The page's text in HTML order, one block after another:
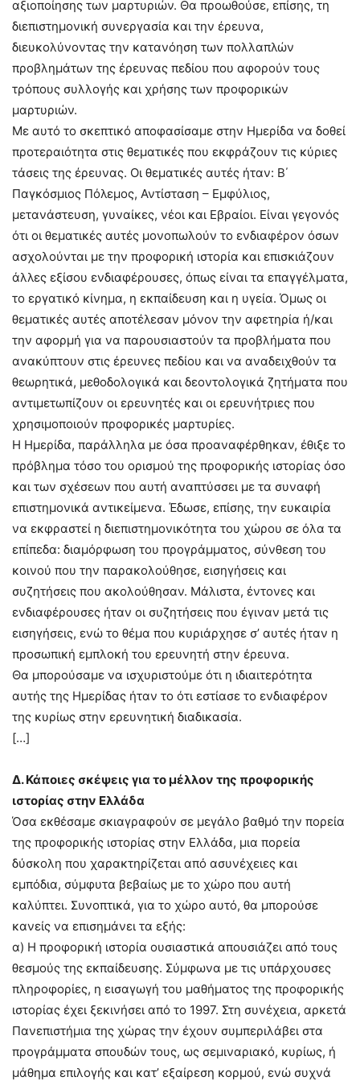
αξιοποίησης των μαρτυριών. Θα προωθούσε, επίσης, τη
διεπιστημονική συνεργασία και την έρευνα,
διευκολύνοντας την κατανόηση των πολλαπλών
προβλημάτων της έρευνας πεδίου που αφορούν τους
τρόπους συλλογής και χρήσης των προφορικών
μαρτυριών.
Με αυτό το σκεπτικό αποφασίσαμε στην Ημερίδα να δοθεί
προτεραιότητα στις θεματικές που εκφράζουν τις κύριες
τάσεις της έρευνας. Οι θεματικές αυτές ήταν: Β΄
Παγκόσμιος Πόλεμος, Αντίσταση – Εμφύλιος,
μετανάστευση, γυναίκες, νέοι και Εβραίοι. Είναι γεγονός
ότι οι θεματικές αυτές μονοπωλούν το ενδιαφέρον όσων
ασχολούνται με την προφορική ιστορία και επισκιάζουν
άλλες εξίσου ενδιαφέρουσες, όπως είναι τα επαγγέλματα,
το εργατικό κίνημα, η εκπαίδευση και η υγεία. Όμως οι
θεματικές αυτές αποτέλεσαν μόνον την αφετηρία ή/και
την αφορμή για να παρουσιαστούν τα προβλήματα που
ανακύπτουν στις έρευνες πεδίου και να αναδειχθούν τα
θεωρητικά, μεθοδολογικά και δεοντολογικά ζητήματα που
αντιμετωπίζουν οι ερευνητές και οι ερευνήτριες που
χρησιμοποιούν προφορικές μαρτυρίες.
Η Ημερίδα, παράλληλα με όσα προαναφέρθηκαν, έθιξε το
πρόβλημα τόσο του ορισμού της προφορικής ιστορίας όσο
και των σχέσεων που αυτή αναπτύσσει με τα συναφή
επιστημονικά αντικείμενα. Έδωσε, επίσης, την ευκαιρία
να εκφραστεί η διεπιστημονικότητα του χώρου σε όλα τα
επίπεδα: διαμόρφωση του προγράμματος, σύνθεση του
κοινού που την παρακολούθησε, εισηγήσεις και
συζητήσεις που ακολούθησαν. Μάλιστα, έντονες και
ενδιαφέρουσες ήταν οι συζητήσεις που έγιναν μετά τις
εισηγήσεις, ενώ το θέμα που κυριάρχησε σ’ αυτές ήταν η
προσωπική εμπλοκή του ερευνητή στην έρευνα.
Θα μπορούσαμε να ισχυριστούμε ότι η ιδιαιτερότητα
αυτής της Ημερίδας ήταν το ότι εστίασε το ενδιαφέρον
της κυρίως στην ερευνητική διαδικασία.
[…]
Δ. Κάποιες σκέψεις για το μέλλον της προφορικής
ιστορίας στην Ελλάδα
Όσα εκθέσαμε σκιαγραφούν σε μεγάλο βαθμό την πορεία
της προφορικής ιστορίας στην Ελλάδα, μια πορεία
δύσκολη που χαρακτηρίζεται από ασυνέχειες και
εμπόδια, σύμφυτα βεβαίως με το χώρο που αυτή
καλύπτει. Συνοπτικά, για το χώρο αυτό, θα μπορούσε
κανείς να επισημάνει τα εξής:
α) Η προφορική ιστορία ουσιαστικά απουσιάζει από τους
θεσμούς της εκπαίδευσης. Σύμφωνα με τις υπάρχουσες
πληροφορίες, η εισαγωγή του μαθήματος της προφορικής
ιστορίας έχει ξεκινήσει από το 1997. Στη συνέχεια, αρκετά
Πανεπιστήμια της χώρας την έχουν συμπεριλάβει στα
προγράμματα σπουδών τους, ως σεμιναριακό, κυρίως, ή
μάθημα επιλογής και κατ’ εξαίρεση κορμού, ενώ συχνά